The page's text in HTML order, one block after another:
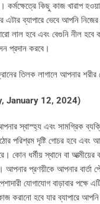
কর্মক্ষেত্রে কিছু কাজ খারাপ
ব্যাপারে ভেবে আপনি
হবে এবং বেগুনি নীল হবে
প্রদান করবে।
তিলক লাগালে আপনার
January 12, 2024)
স্বাস্হ্য এবং সামগ্রিক
পরিশ্রম দৃষ্টি গোচর হবে
কোন ধর্মীয় স্থানে বা
প্রণয়ীকে আপনার বার্তা
যোগাযোগ বাড়াবার
করানো হবে যার ব্যাপারে